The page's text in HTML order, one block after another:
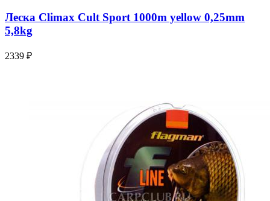
Леска Climax Cult Sport 1000m yellow 0,25mm
5,8kg
2339 ₽